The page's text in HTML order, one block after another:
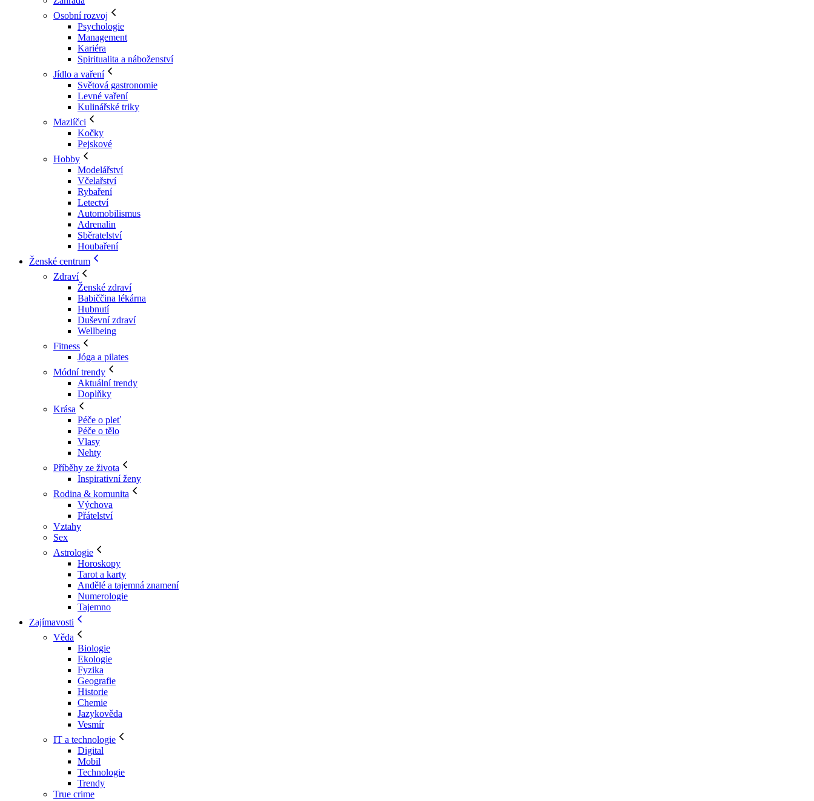
Osobní rozvoj
Psychologie
Management
Kariéra
Spiritualita a náboženství
Jídlo a vaření
Světová gastronomie
Levné vaření
Kulinářské triky
Mazlíčci
Kočky
Pejskové
Hobby
Modelářství
Včelařství
Rybaření
Letectví
Automobilismus
Adrenalin
Sběratelství
Houbaření
Ženské centrum
Zdraví
Ženské zdraví
Babiččina lékárna
Hubnutí
Duševní zdraví
Wellbeing
Fitness
Jóga a pilates
Módní trendy
Aktuální trendy
Doplňky
Krása
Péče o pleť
Péče o tělo
Vlasy
Nehty
Příběhy ze života
Inspirativní ženy
Rodina & komunita
Výchova
Přátelství
Vztahy
Sex
Astrologie
Horoskopy
Tarot a karty
Andělé a tajemná znamení
Numerologie
Tajemno
Zajímavosti
Věda
Biologie
Ekologie
Fyzika
Geografie
Historie
Chemie
Jazykověda
Vesmír
IT a technologie
Digital
Mobil
Technologie
Trendy
True crime